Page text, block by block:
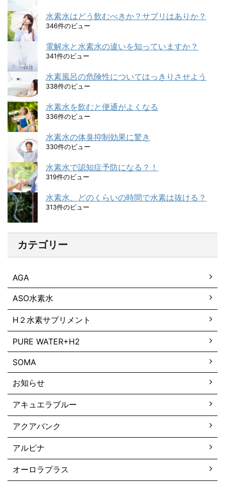
水素水はどう飲むべきか？サプリはありか？
346件のビュー
電解水と水素水の違いを知っていますか？
341件のビュー
水素風呂の危険性についてはっきりさせよう
338件のビュー
水素水を飲むと便通がよくなる
336件のビュー
水素水の体臭抑制効果に驚き
330件のビュー
水素水で認知症予防になる？！
319件のビュー
水素水、どのくらいの時間で水素は抜ける？
313件のビュー
カテゴリー
AGA
ASO水素水
H２水素サプリメント
PURE WATER+H2
SOMA
お知らせ
アキュエラブルー
アクアバンク
アルピナ
オーロラプラス